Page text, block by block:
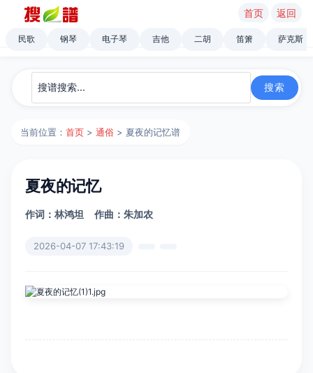
首页 返回
民歌 钢琴 电子琴 吉他 二胡 笛箫 萨克斯
当前位置：首页 >通俗 > 夏夜的记忆谱
夏夜的记忆
作词：林鸿坦 作曲：朱加农
2026-04-07 17:43:19